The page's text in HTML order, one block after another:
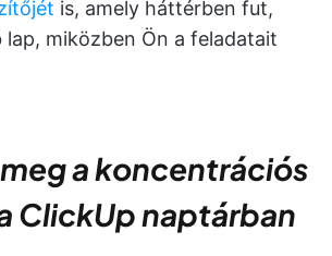
is, amely háttérben fut,
lap, miközben Ön a feladatait
a koncentrációs
ClickUp naptárban